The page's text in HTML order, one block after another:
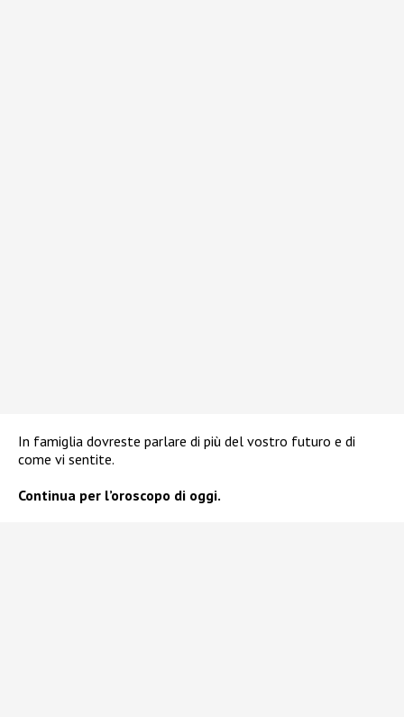
In famiglia dovreste parlare di più del vostro futuro e di
come vi sentite.
Continua per l’oroscopo di oggi.